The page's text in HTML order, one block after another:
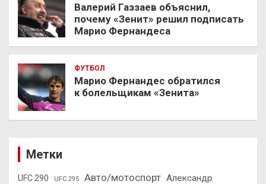
Валерий Газзаев объяснил,
почему «Зенит» решил подписать
Марио Фернандеса
ФУТБОЛ
Марио Фернандес обратился
к болельщикам «Зенита»
Метки
UFC 290 UFC 295 Авто/мотоспорт Александр